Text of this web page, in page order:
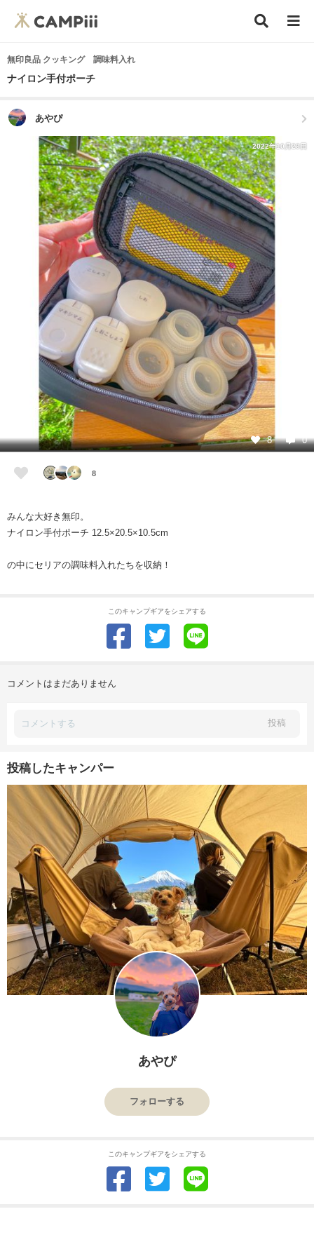
無印良品 クッキング 調味料入れ
ナイロン手付ポーチ
あやぴ
2022年10月23日
8 0
8
みんな大好き無印。
ナイロン手付ポーチ 12.5×20.5×10.5cm
の中にセリアの調味料入れたちを収納！
このキャンプギアをシェアする
コメントはまだありません
投稿
投稿したキャンパー
あやぴ
フォローする
このキャンプギアをシェアする